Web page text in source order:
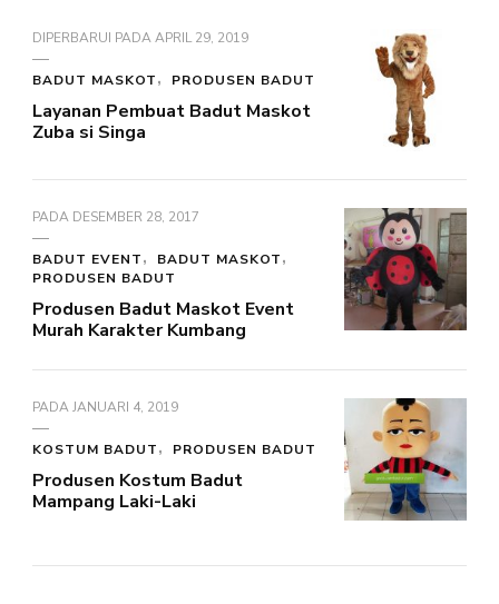
DIPERBARUI PADAAPRIL 29, 2019
BADUT MASKOT PRODUSEN BADUT
Layanan Pembuat Badut Maskot
Zuba si Singa
PADA DESEMBER 28, 2017
BADUT EVENT
BADUT MASKOT
PRODUSEN BADUT
Produsen Badut Maskot Event
Murah Karakter Kumbang
PADAJANUARI 4, 2019
KOSTUM BADUT PRODUSEN BADUT
Produsen Kostum Badut
Mampang Laki-Laki